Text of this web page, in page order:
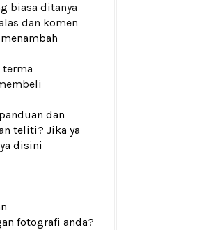
biasa ditanya
dan komen
terma
dan
teliti? Jika ya
disini
fotografi anda?